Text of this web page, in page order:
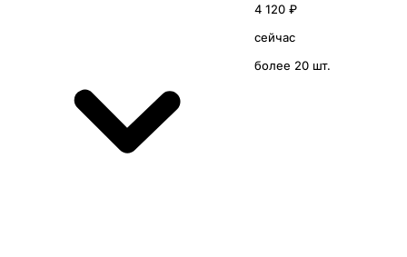
4 120 ₽
сейчас
более 20 шт.